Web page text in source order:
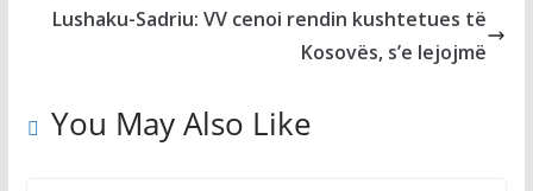
Lushaku-Sadriu: VV cenoi rendin kushtetues të
Kosovës, s’e lejojmë
You May Also Like